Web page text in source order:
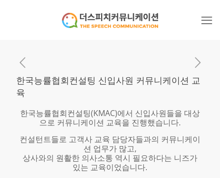
한국능률협회컨설팅 신입사원 커뮤니케이션 교
육
한국능률협회컨설팅(KMAC)에서 신입사원들을 대상
으로 커뮤니케이션 교육을 진행했습니다.
컨설턴트들로 고객사 교육 담당자들과의 커뮤니케이
션 업무가 많고,
상사와의 원활한 의사소통 역시 필요하다는 니즈가
있는 교육이었습니다.